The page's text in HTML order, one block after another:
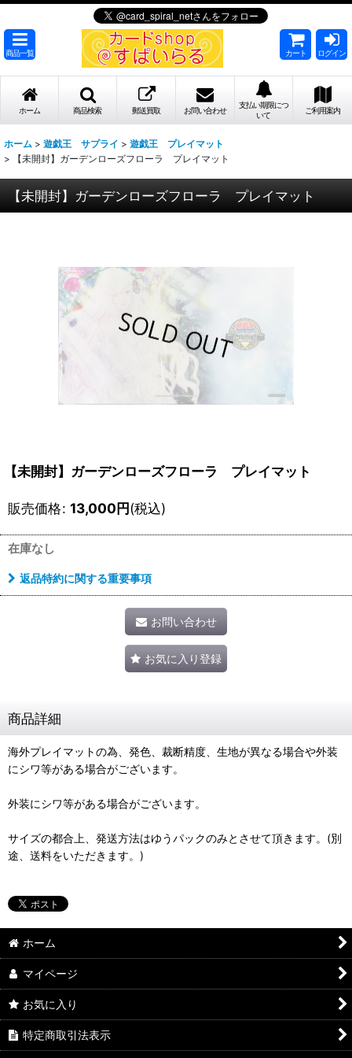
商品一覧 カート ログイン
ホーム 商品検索 郵送買取 お問い合わせ
支払い期限につ
いて
ご利用案内
ホーム > 遊戯王 サプライ > 遊戯王 プレイマット
>
【未開封】ガーデンローズフローラ プレイマット
【未開封】ガーデンローズフローラ プレイマット
【未開封】ガーデンローズフローラ プレイマット
販売価格: 13,000円(税込)
在庫なし
返品特約に関する重要事項
お問い合わせ
お気に入り登録
商品詳細
海外プレイマットの為、発色、裁断精度、生地が異なる場合や外装
にシワ等がある場合がございます。
外装にシワ等がある場合がございます。
サイズの都合上、発送方法はゆうパックのみとさせて頂きます。(別
途、送料をいただきます。)
ホーム
マイページ
お気に入り
特定商取引法表示